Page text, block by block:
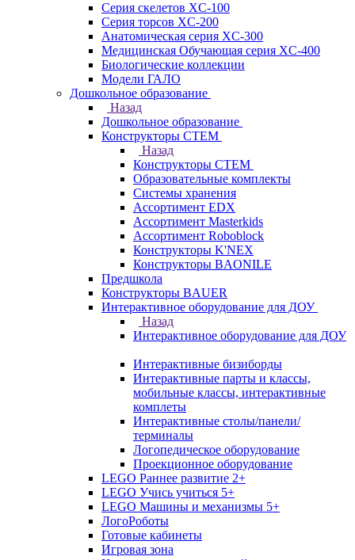
Серия скелетов XC-100
Серия торсов XC-200
Анатомическая серия XC-300
Медицинская Обучающая серия XC-400
Биологические коллекции
Модели ГАЛО
Дошкольное образование
Назад
Дошкольное образование
Конструкторы СТЕМ
Назад
Конструкторы СТЕМ
Образовательные комплекты
Системы хранения
Ассортимент EDX
Ассортимент Masterkids
Ассортимент Roboblock
Конструкторы K'NEX
Конструкторы BAONILE
Предшкола
Конструкторы BAUER
Интерактивное оборудование для ДОУ
Назад
Интерактивное оборудование для ДОУ
Интерактивные бизиборды
Интерактивные парты и классы,
мобильные классы, интерактивные
комплеты
Интерактивные столы/панели/
терминалы
Логопедическое оборудование
Проекционное оборудование
LEGO Раннее развитие 2+
LEGO Учись учиться 5+
LEGO Машины и механизмы 5+
ЛогоРоботы
Готовые кабинеты
Игровая зона